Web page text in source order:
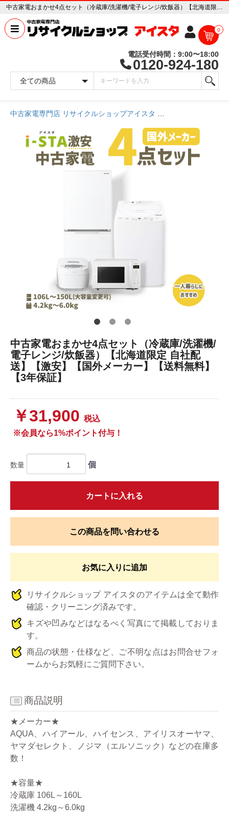
中古家電おまかせ4点セット（冷蔵庫/洗濯機/電子レンジ/炊飯器）【北海道限定 自社配送】【激安】【国外メーカー】【送料無料】【3年保証】 中古家電販売専門店 リサイクルショップ アイスタ
0
電話受付時間：9:00〜18:00
0120-924-180
中古家電専門店 リサイクルショップアイスタ
中古家電おまかせ4点セット（冷蔵庫/洗濯機/
電子レンジ/炊飯器）【北海道限定 自社配
送】【激安】【国外メーカー】【送料無料】
【3年保証】
￥31,900 税込
※会員なら1%ポイント付与！
数量 個
カートに入れる
この商品を問い合わせる
お気に入りに追加
リサイクルショップ アイスタのアイテムは全て動作
確認・クリーニング済みです。
キズや凹みなどはなるべく写真にて掲載しておりま
す。
商品の状態・仕様など、ご不明な点はお問合せフォ
ームからお気軽にご質問下さい。
商品説明
★メーカー★
AQUA、ハイアール、ハイセンス、アイリスオーヤマ、
ヤマダセレクト、ノジマ（エルソニック）などの在庫多
数！
★容量★
冷蔵庫 106L～160L
洗濯機 4.2kg～6.0kg